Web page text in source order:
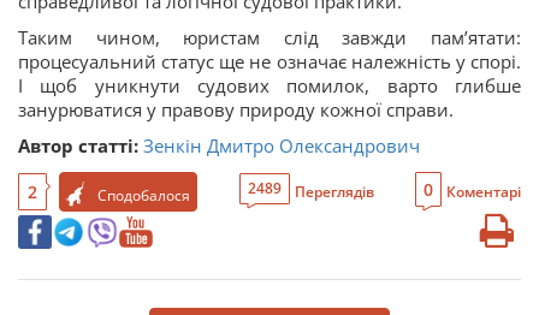
Таким чином, юристам слід завжди пам’ятати:
процесуальний статус ще не означає належність у спорі.
І щоб уникнути судових помилок, варто глибше
занурюватися у правову природу кожної справи.
Автор статті: Зенкін Дмитро Олександрович
2 Сподобалося 2489 Переглядів 0 Коментарі